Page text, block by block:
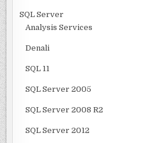
SQL Server
Analysis Services
Denali
SQL 11
SQL Server 2005
SQL Server 2008 R2
SQL Server 2012